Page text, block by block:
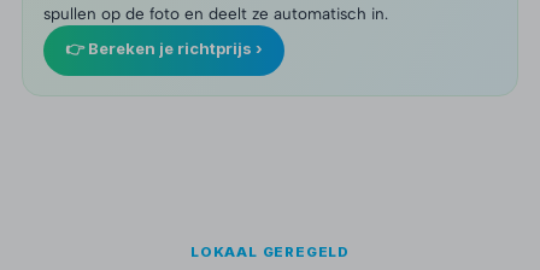
spullen op de foto en deelt ze automatisch in.
👉 Bereken je richtprijs ›
LOKAAL GEREGELD